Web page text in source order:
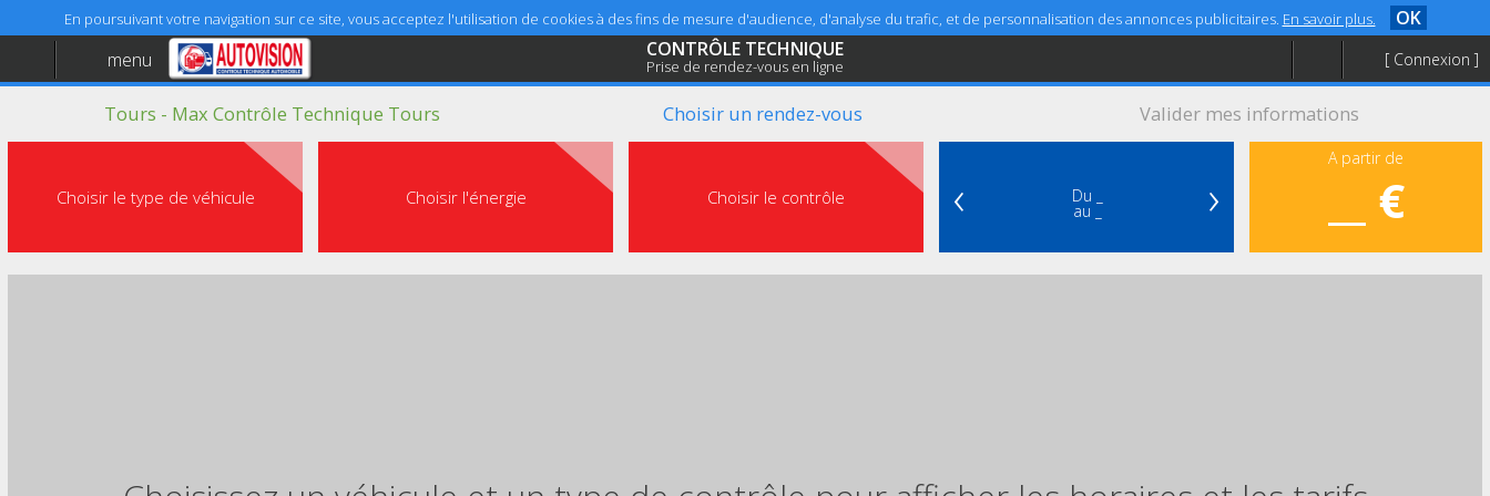
En poursuivant votre navigation sur ce site, vous acceptez l'utilisation de cookies à des fins de mesure d'audience, d'analyse du trafic, et de personnalisation des annonces publicitaires. En savoir plus. OK
menu CONTRÔLE TECHNIQUE
Prise de rendez-vous en ligne [ Connexion ]
Tours - Max Contrôle Technique Tours Choisir un rendez-vous Valider mes informations
Choisir le type de véhicule Choisir l'énergie Choisir le contrôle ‹ Du _
au _ ›
A partir de
__ €